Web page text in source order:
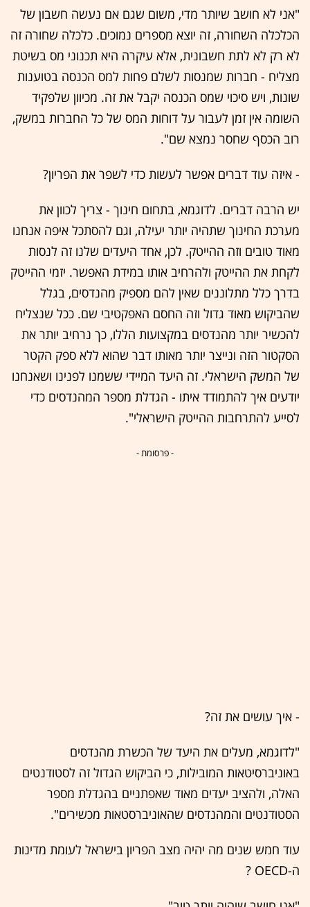
"אני לא חושב שיותר מדי, משום שגם אם נעשה חשבון של
הכלכלה השחורה, זה יוצא מספרים נמוכים. כלכלה שחורה זה
לא רק לא לתת חשבונית, אלא עיקרה היא תכנוני מס בשיטת
מצליח - חברות שמנסות לשלם פחות למס הכנסה בטוענות
שונות, ויש סיכוי שמס הכנסה יקבל את זה. מכיוון שלפקיד
השומה אין זמן לעבור על דוחות המס של כל החברות במשק,
רוב הכסף שחסר נמצא שם".
- איזה עוד דברים אפשר לעשות כדי לשפר את הפריון?
יש הרבה דברים. לדוגמא, בתחום חינוך - צריך לכוון את
מערכת החינוך שתהיה יותר יעילה, וגם להסתכל איפה אנחנו
מאוד טובים וזה ההייטק. לכן, אחד היעדים שלנו זה לנסות
לקחת את ההייטק ולהרחיב אותו במידת האפשר. יזמי ההייטק
בדרך כלל מתלוננים שאין להם מספיק מהנדסים, בגלל
שהביקוש מאוד גדול וזה החסם האפקטיבי שם. ככל שנצליח
להכשיר יותר מהנדסים במקצועות הללו, כך נרחיב יותר את
הסקטור הזה ונייצר יותר מאותו דבר שהוא ללא ספק הקטר
של המשק הישראלי. זה היעד המיידי ששמנו לפנינו ושאנחנו
יודעים איך להתמודד איתו - הגדלת מספר המהנדסים כדי
לסייע להתרחבות ההייטק הישראלי".
- פרסומת -
- איך עושים את זה?
"לדוגמא, מעלים את היעד של הכשרת מהנדסים
באוניברסיטאות המובילות, כי הביקוש הגדול זה לסטודנטים
האלה, ולהציב יעדים מאוד שאפתניים בהגדלת מספר
הסטודנטים והמהנדסים שהאוניברסטאות מכשירים".
עוד חמש שנים מה יהיה מצב הפריון בישראל לעומת מדינות
ה-OECD ?